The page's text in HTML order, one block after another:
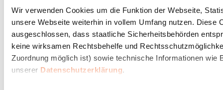
Wir verwenden Cookies um die Funktion der Webseite,
unsere Webseite weiterhin in vollem Umfang nutzen.
ausgeschlossen, dass staatliche Sicherheitsbehörden
keine wirksamen Rechtsbehelfe und
Zuordnung möglich ist) sowie technische Informationen wie
unserer Datenschutzerklärung.